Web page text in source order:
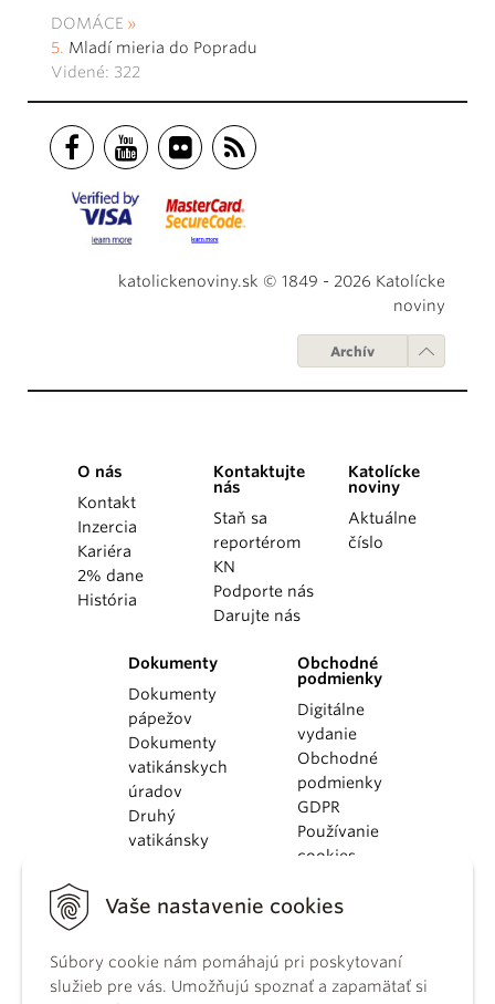
Vaše nastavenie cookies
Súbory cookie nám pomáhajú pri poskytovaní
služieb pre vás. Umožňujú spoznať a zapamätať si
DOMÁCE
Mladí mieria do Popradu
Videné: 322
katolickenoviny.sk © 1849 - 2026 Katolícke
noviny
Archív
O nás
Kontakt
Inzercia
Kariéra
2% dane
História
Kontaktujte
nás
Staň sa
reportérom
KN
Podporte nás
Darujte nás
Katolícke
noviny
Aktuálne
číslo
Dokumenty
Dokumenty
pápežov
Dokumenty
vatikánskych
úradov
Druhý
vatikánsky
KBS
kánonického
práva
Obchodné
podmienky
Digitálne
vydanie
Obchodné
podmienky
GDPR
Používanie
cookies